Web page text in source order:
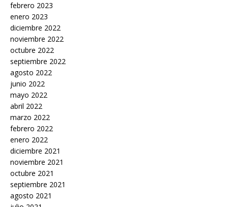
febrero 2023
enero 2023
diciembre 2022
noviembre 2022
octubre 2022
septiembre 2022
agosto 2022
junio 2022
mayo 2022
abril 2022
marzo 2022
febrero 2022
enero 2022
diciembre 2021
noviembre 2021
octubre 2021
septiembre 2021
agosto 2021